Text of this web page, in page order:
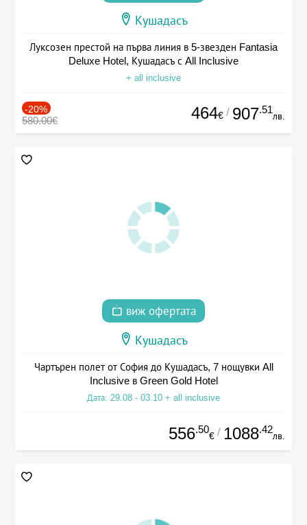
Кушадасъ
Луксозен престой на първа линия в 5-звезден Fantasia
Deluxe Hotel, Кушадасъ с All Inclusive
+ all inclusive
-20%
580.00€ 464€ / 907.51
лв.
виж офертата
Кушадасъ
Чартърен полет от София до Кушадасъ, 7 нощувки All
Inclusive в Green Gold Hotel
Дата: 29.08 - 03.10 + all inclusive
556.50
€ / 1088.42
лв.